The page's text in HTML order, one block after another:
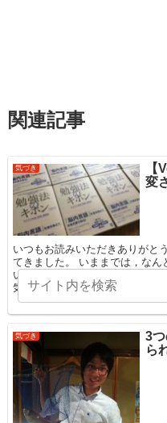
関連記事
気づき
【
変
いつもお読みいただきありがと
てきました。 いままでは，な
いでしたが，なんとなくでは本
気づきました。と同時に，なんと
気づき
3
ら